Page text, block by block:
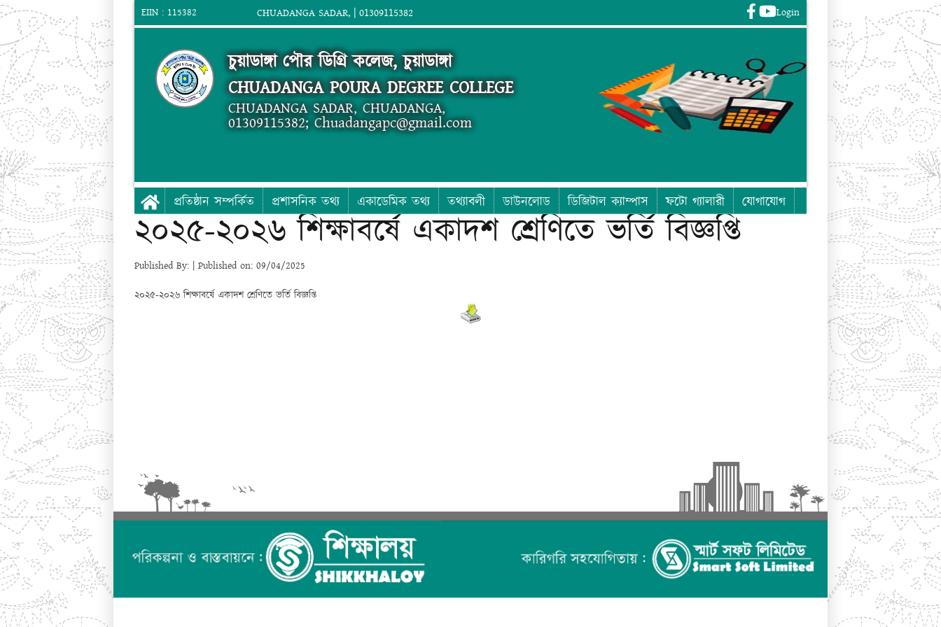
EIIN : 115382 CHUADANGA SADAR, | 01309115382 Login
চুয়াডাঙ্গা পৌর ডিগ্রি কলেজ, চুয়াডাঙ্গা
CHUADANGA POURA DEGREE COLLEGE
CHUADANGA SADAR, CHUADANGA,
01309115382; Chuadangapc@gmail.com
প্রতিষ্ঠান সম্পর্কিত প্রশাসনিক তথ্য একাডেমিক তথ্য তথ্যাবলী ডাউনলোড ডিজিটাল ক্যাম্পাস ফটো গ্যালারী যোগাযোগ
২০২৫-২০২৬ শিক্ষাবর্ষে একাদশ শ্রেণিতে ভর্তি বিজ্ঞপ্তি
Published By: | Published on: 09/04/2025
২০২৫-২০২৬ শিক্ষাবর্ষে একাদশ শ্রেণিতে ভর্তি বিজ্ঞপ্তি